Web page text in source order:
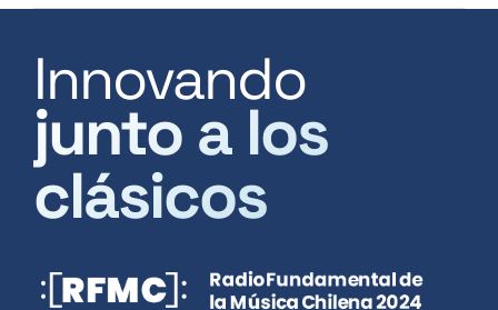
Innovando
junto a los
clásicos